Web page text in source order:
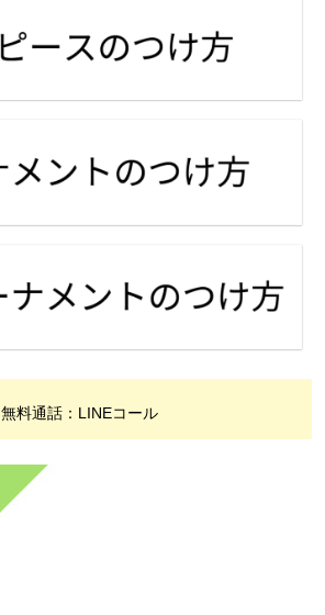
無料通話：LINEコール